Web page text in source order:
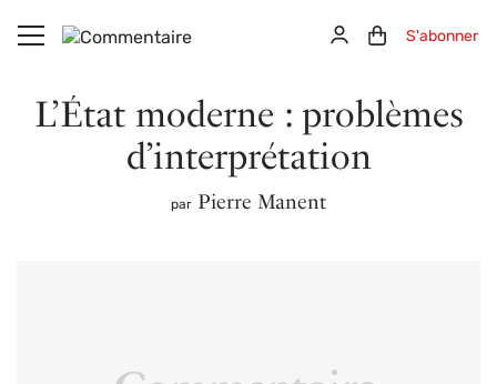
Aller au contenu principal ConnexionPanier (0)
S'abonner
L’État moderne : problèmes
d’interprétation
par Pierre Manent